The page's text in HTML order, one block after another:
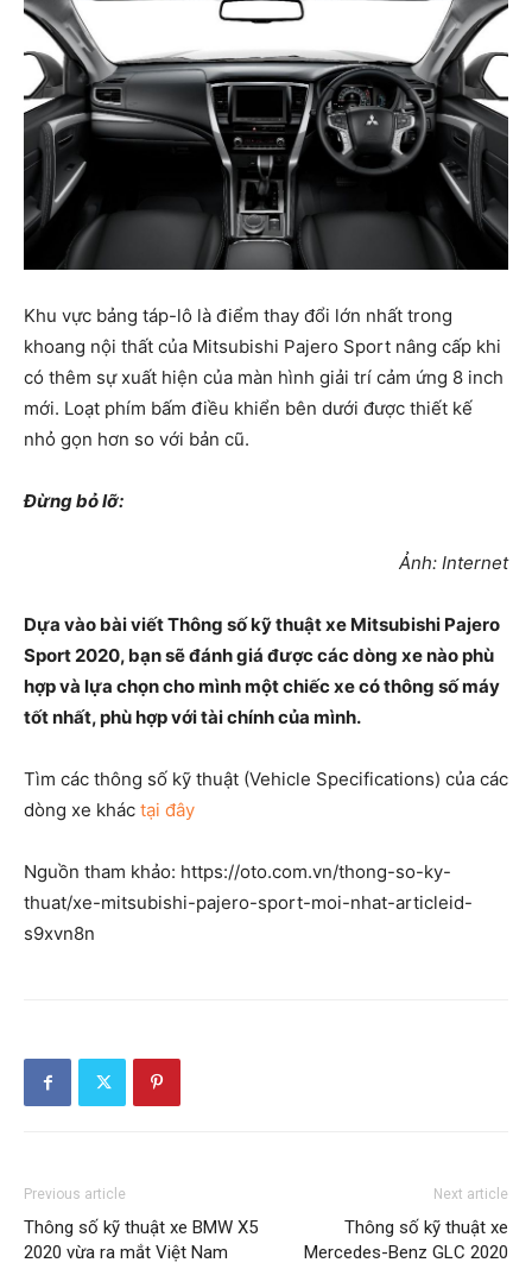
Khu vực bảng táp-lô là điểm thay đổi lớn nhất trong
khoang nội thất của Mitsubishi Pajero Sport nâng cấp khi
có thêm sự xuất hiện của màn hình giải trí cảm ứng 8 inch
mới. Loạt phím bấm điều khiển bên dưới được thiết kế
nhỏ gọn hơn so với bản cũ.
Đừng bỏ lỡ:
Ảnh: Internet
Dựa vào bài viết Thông số kỹ thuật xe Mitsubishi Pajero
Sport 2020, bạn sẽ đánh giá được các dòng xe nào phù
hợp và lựa chọn cho mình một chiếc xe có thông số máy
tốt nhất, phù hợp với tài chính của mình.
Tìm các thông số kỹ thuật (Vehicle Specifications) của các
dòng xe khác tại đây
Nguồn tham khảo: https://oto.com.vn/thong-so-ky-
thuat/xe-mitsubishi-pajero-sport-moi-nhat-articleid-
s9xvn8n
Previous article
Thông số kỹ thuật xe BMW X5
2020 vừa ra mắt Việt Nam
Next article
Thông số kỹ thuật xe
Mercedes-Benz GLC 2020